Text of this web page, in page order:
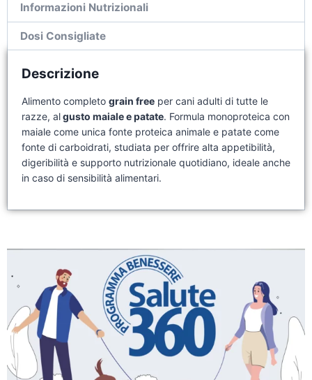
Informazioni Nutrizionali
Dosi Consigliate
Descrizione
Alimento completo grain free per cani adulti di tutte le
razze, algusto maiale e patate. Formula monoproteica con
maiale come unica fonte proteica animale e patate come
fonte di carboidrati, studiata per offrire alta appetibilità,
digeribilità e supporto nutrizionale quotidiano, ideale anche
in caso di sensibilità alimentari.